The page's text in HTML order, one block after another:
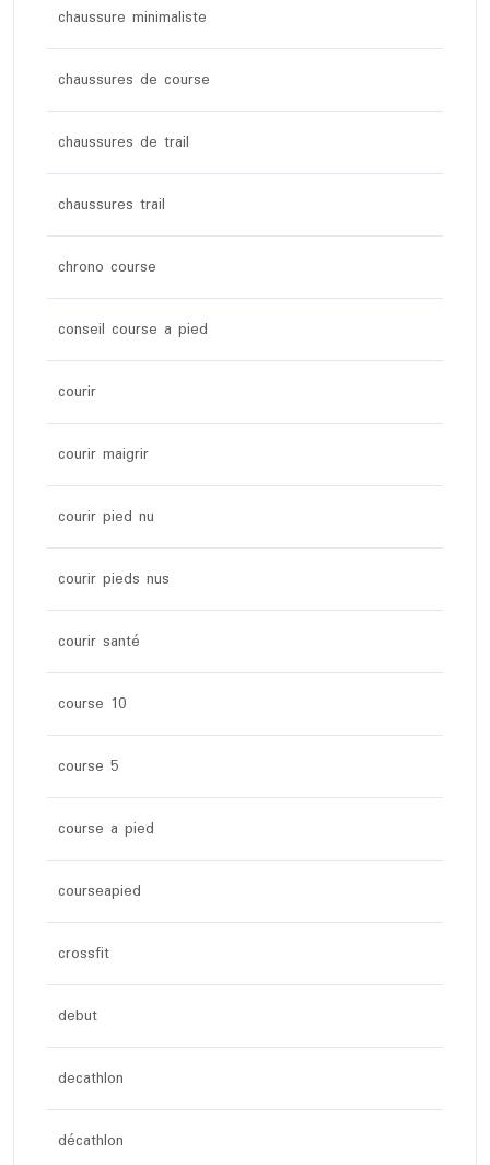
chaussure minimaliste
chaussures de course
chaussures de trail
chaussures trail
chrono course
conseil course a pied
courir
courir maigrir
courir pied nu
courir pieds nus
courir santé
course 10
course 5
course a pied
courseapied
crossfit
debut
decathlon
décathlon